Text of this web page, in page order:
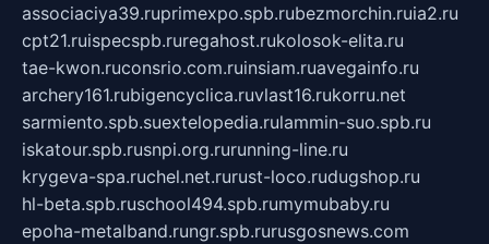
associaciya39.ruprimexpo.spb.rubezmorchin.ruia2.ru
cpt21.ruispecspb.ruregahost.rukolosok-elita.ru
tae-kwon.ruconsrio.com.ruinsiam.ruavegainfo.ru
archery161.rubigencyclica.ruvlast16.rukorru.net
sarmiento.spb.suextelopedia.rulammin-suo.spb.ru
iskatour.spb.rusnpi.org.rurunning-line.ru
krygeva-spa.ruchel.net.rurust-loco.rudugshop.ru
hl-beta.spb.ruschool494.spb.rumymubaby.ru
epoha-metalband.rungr.spb.rurusgosnews.com